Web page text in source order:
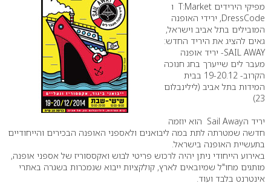
מפיקי הירידים T:Market ו
DressCode, ירידי האופנה
המובילים בתל אביב וישראל,
גאים להציג את היריד החדש:
SAIL AWAY- יריד אופנה
מעבר לים שייערך בחג חנוכה
הקרוב- 19-20.12 בבית
המידות בתל אביב (לילינבלום
23)
יריד הSail Away הוא יוזמה
חדשה שמטרתה לתת במה ליבואנים ולאספני האופנה הבכירים והייחודיים
בתעשיית האופנה בישראל.
באירוע הייחודי ניתן יהיה לרכוש פריטי לבוש ואקססוריז של אספני אופנה,
מותגים מחו"ל שמיובאים לארץ, קולקציות ייבוא שנמכרות בשגרה באתרי
אינטרנט בלבד ועוד.